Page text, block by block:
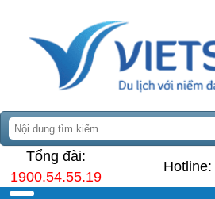
Tổng đài:
1900.54.55.19
Hotline: